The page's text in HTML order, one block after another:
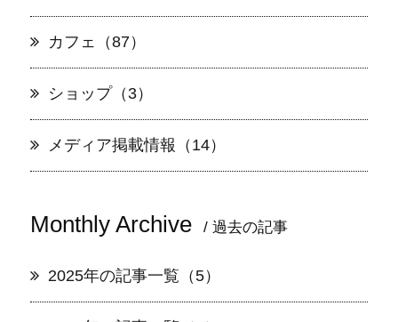
カフェ（87）
ショップ（3）
メディア掲載情報（14）
Monthly Archive / 過去の記事
2025年の記事一覧（5）